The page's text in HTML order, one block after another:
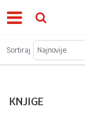
KNJIGE
Sortiraj